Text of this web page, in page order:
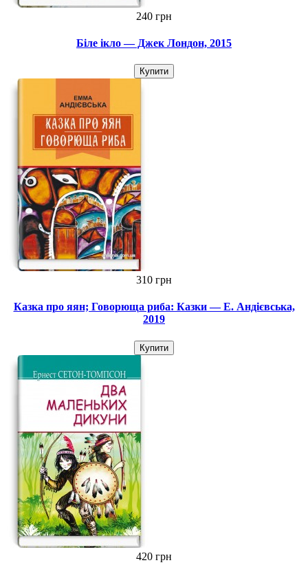
240 грн
Біле ікло — Джек Лондон, 2015
Купити
310 грн
Казка про яян; Говорюща риба: Казки — Е. Андієвська,
2019
Купити
420 грн